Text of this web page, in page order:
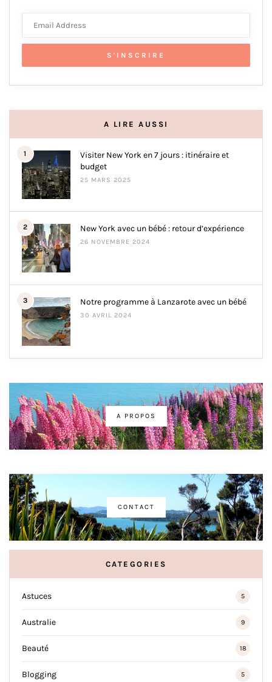
A LIRE AUSSI
1
Visiter New York en 7 jours : itinéraire et
budget
25 MARS 2025
2 New York avec un bébé : retour d’expérience
26 NOVEMBRE 2024
3 Notre programme à Lanzarote avec un bébé
30 AVRIL 2024
A PROPOS
CONTACT
CATEGORIES
Astuces 5
Australie 9
Beauté 18
Blogging 5